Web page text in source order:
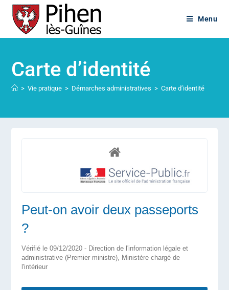
Menu
Carte d’identité
> Vie pratique > Démarches administratives > Carte d’identité
Peut-on avoir deux passeports
?
Vérifié le 09/12/2020 - Direction de l'information légale et
administrative (Premier ministre), Ministère chargé de
l'intérieur